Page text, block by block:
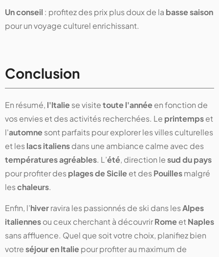
Un conseil : profitez des prix plus doux de la basse saison
pour un voyage culturel enrichissant.
Conclusion
En résumé, l'Italiese visitetoute l'annéeen fonction de
vos envies et des activités recherchées. Le printempset
l'automnesont parfaits pour explorer les villes culturelles
et leslacs italiensdans une ambiance calme avec des
températures agréables. L’été, direction lesud du pays
pour profiter desplages de Sicileet desPouillesmalgré
leschaleurs.
Enfin, l’hiverravira les passionnés de ski dans lesAlpes
italiennesou ceux cherchant à découvrirRomeetNaples
sans affluence. Quel que soit votre choix, planifiez bien
votreséjour en Italiepour profiter au maximum de